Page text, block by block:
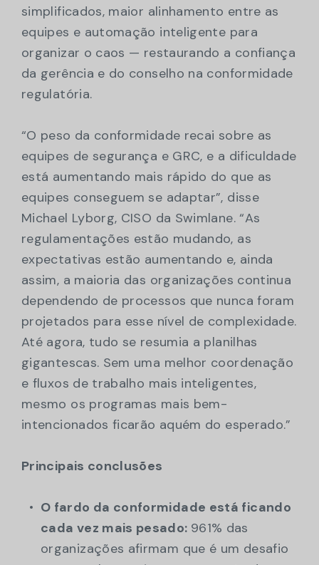
simplificados, maior alinhamento entre as
equipes e automação inteligente para
organizar o caos — restaurando a confiança
da gerência e do conselho na conformidade
regulatória.
“O peso da conformidade recai sobre as
equipes de segurança e GRC, e a dificuldade
está aumentando mais rápido do que as
equipes conseguem se adaptar”, disse
Michael Lyborg, CISO da Swimlane. “As
regulamentações estão mudando, as
expectativas estão aumentando e, ainda
assim, a maioria das organizações continua
dependendo de processos que nunca foram
projetados para esse nível de complexidade.
Até agora, tudo se resumia a planilhas
gigantescas. Sem uma melhor coordenação
e fluxos de trabalho mais inteligentes,
mesmo os programas mais bem-
intencionados ficarão aquém do esperado.”
Principais conclusões
O fardo da conformidade está ficando
cada vez mais pesado: 961% das
organizações afirmam que é um desafio